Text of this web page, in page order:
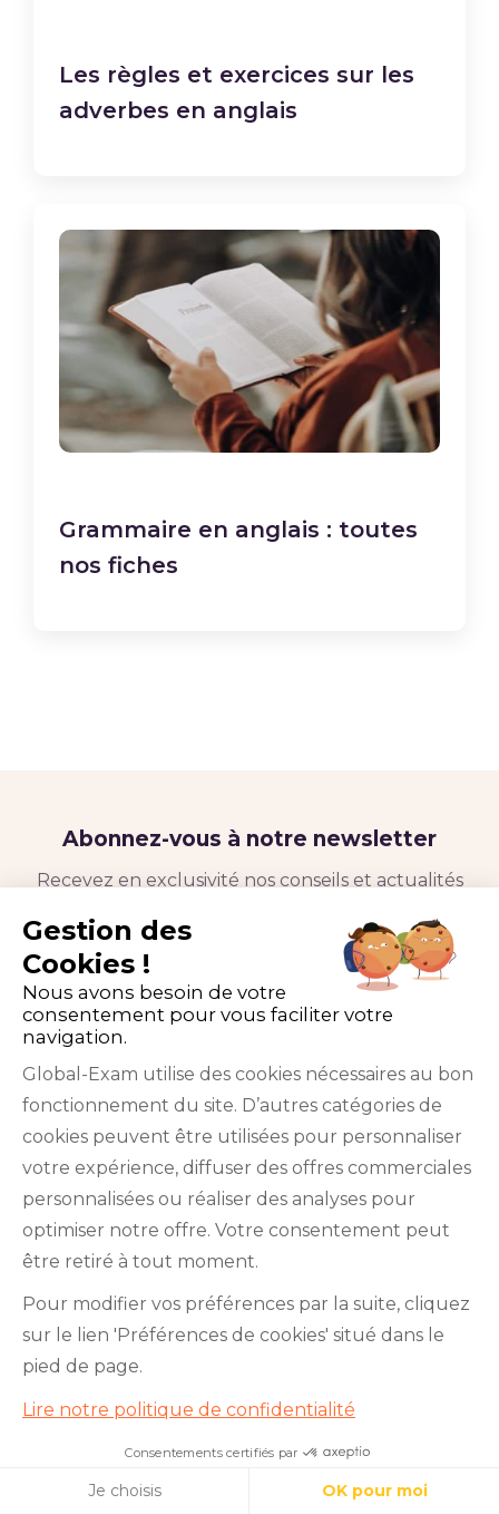
Apprenez l’anglais avec nous !
Les règles et exercices sur les
adverbes en anglais
Grammaire en anglais : toutes
nos fiches
Abonnez-vous à notre newsletter
Recevez en exclusivité nos conseils et actualités
Préparation aux examens
Apprentissage des langues
Anglais professionnel
Ressources
DÉMARREZ MAINTENANT
Gestion des
Cookies !
Nous avons besoin de votre
consentement pour vous faciliter votre
navigation.
Global-Exam utilise des cookies nécessaires au bon
fonctionnement du site. D’autres catégories de
cookies peuvent être utilisées pour personnaliser
votre expérience, diffuser des offres commerciales
personnalisées ou réaliser des analyses pour
optimiser notre offre. Votre consentement peut
être retiré à tout moment.
Pour modifier vos préférences par la suite, cliquez
sur le lien 'Préférences de cookies' situé dans le
pied de page.
Lire notre politique de confidentialité
Consentements certifiés par
Je choisis OK pour moi
Cookies